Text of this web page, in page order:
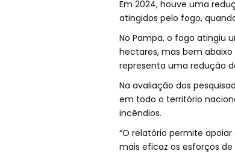
Em 2024, houve uma
atingidos pelo fogo,
No Pampa, o fogo atingiu
hectares, mas bem
representa uma redução
Na avaliação dos
em todo o território
incêndios.
“O relatório permite
mais eficaz os esforços